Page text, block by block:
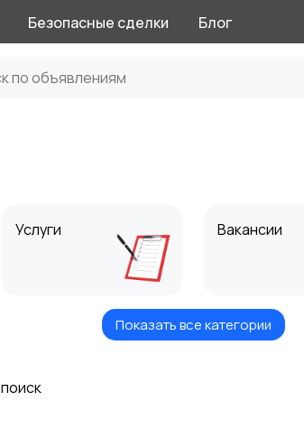
Безопасные сделки Блог
Услуги Вакансии
Хобби и развлечения Животные
Показать все категории